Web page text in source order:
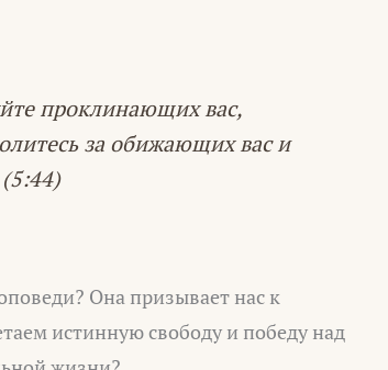
проклинающих вас,
за обижающих вас и
Она призывает нас к
истинную свободу и победу над